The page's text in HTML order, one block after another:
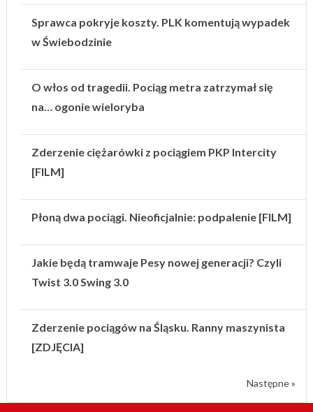
Sprawca pokryje koszty. PLK komentują wypadek
w Świebodzinie
O włos od tragedii. Pociąg metra zatrzymał się
na… ogonie wieloryba
Zderzenie ciężarówki z pociągiem PKP Intercity
[FILM]
Płoną dwa pociągi. Nieoficjalnie: podpalenie [FILM]
Jakie będą tramwaje Pesy nowej generacji? Czyli
Twist 3.0 Swing 3.0
Zderzenie pociągów na Śląsku. Ranny maszynista
[ZDJĘCIA]
Następne »